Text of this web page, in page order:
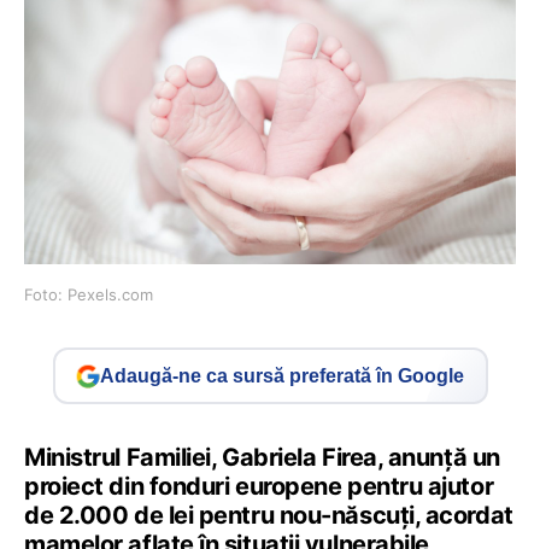
Foto: Pexels.com
Adaugă-ne ca sursă preferată în Google
Ministrul Familiei, Gabriela Firea, anunță un
proiect din fonduri europene pentru ajutor
de 2.000 de lei pentru nou-născuți, acordat